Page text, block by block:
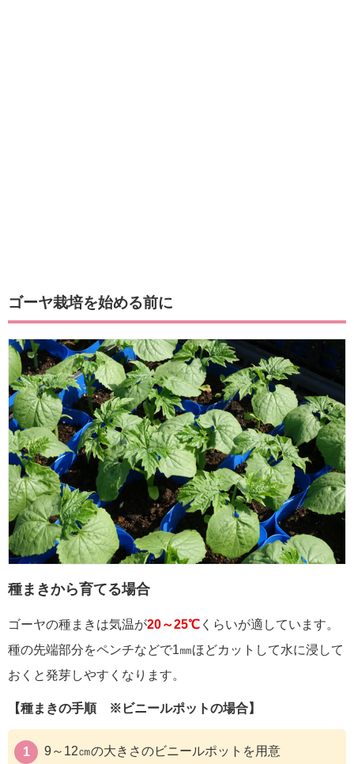
ゴーヤ栽培を始める前に
種まきから育てる場合
ゴーヤの種まきは気温が20～25℃ くらいが適しています。
種の先端部分をペンチなどで1㎜ほどカットして水に浸して
おくと発芽しやすくなります。
【種まきの手順 ※ビニールポットの場合】
9～12㎝の大きさのビニールポットを用意